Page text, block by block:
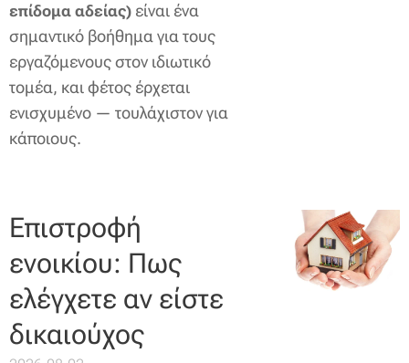
επίδομα αδείας) είναι ένα
σημαντικό βοήθημα για τους
εργαζόμενους στον ιδιωτικό
τομέα, και φέτος έρχεται
ενισχυμένο — τουλάχιστον για
κάποιους.
Επιστροφή
ενοικίου: Πως
ελέγχετε αν είστε
δικαιούχος